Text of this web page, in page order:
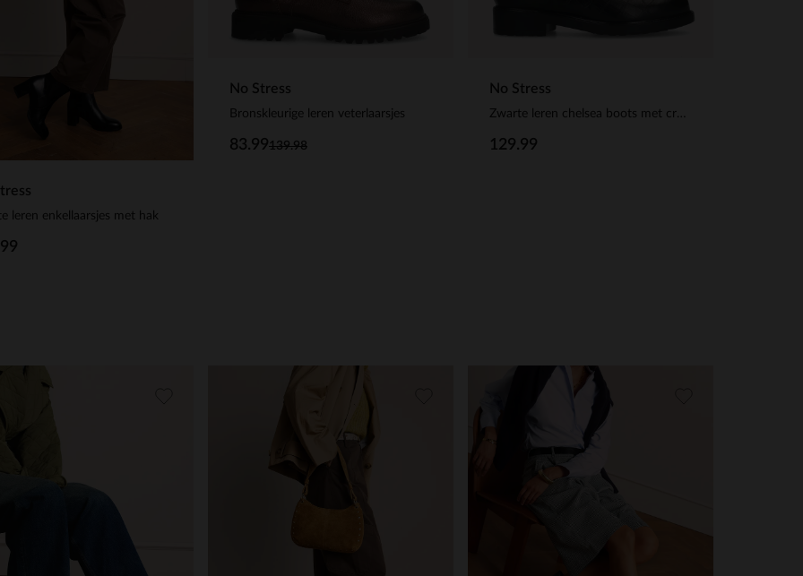
leren enkellaarsjes met hak
No Stress
Bronskleurige leren veterlaarsjes
139.98
83.99
No Stress
Zwarte leren chelsea boots met crocoprint
129.99